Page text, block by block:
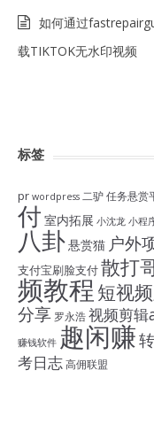
如何通过
载TIKTOK无水印视频
标签
pr wordpress 二驴任务悬赏
付 室内拓展 小沈龙 小程
八卦悬赏猫 户外
支付宝刷脸支付散打
频教程 短视
分享 罗永浩视频剪
赚钱软件 趣闲赚
考日志高佣联盟